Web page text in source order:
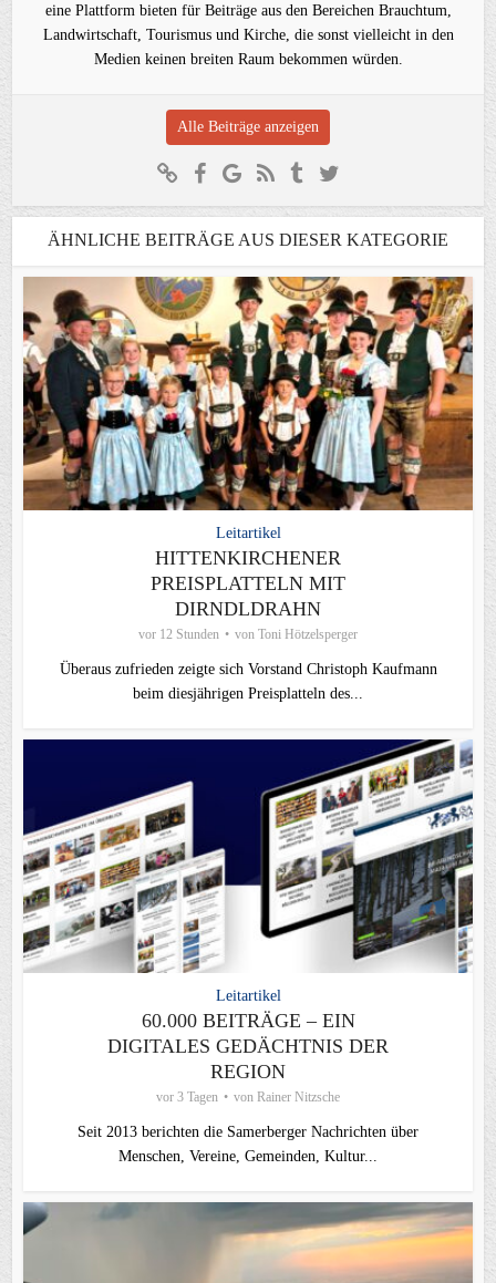
eine Plattform bieten für Beiträge aus den Bereichen Brauchtum,
Landwirtschaft, Tourismus und Kirche, die sonst vielleicht in den
Medien keinen breiten Raum bekommen würden.
Alle Beiträge anzeigen
ÄHNLICHE BEITRÄGE AUS DIESER KATEGORIE
Leitartikel
HITTENKIRCHENER
PREISPLATTELN MIT
DIRNDLDRAHN
vor 12 Stunden von Toni Hötzelsperger
Überaus zufrieden zeigte sich Vorstand Christoph Kaufmann
beim diesjährigen Preisplatteln des...
Leitartikel
60.000 BEITRÄGE – EIN
DIGITALES GEDÄCHTNIS DER
REGION
vor 3 Tagen von Rainer Nitzsche
Seit 2013 berichten die Samerberger Nachrichten über
Menschen, Vereine, Gemeinden, Kultur...